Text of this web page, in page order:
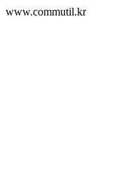
www.commutil.kr